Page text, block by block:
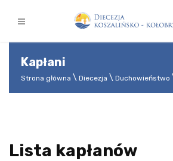
Kapłani
Strona główna Diecezja Duchowieństwo
Lista kapłanów